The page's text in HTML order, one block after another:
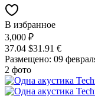
В избранное
3,000 ₽
37.04 $31.91 €
Размещено: 09
2 фото